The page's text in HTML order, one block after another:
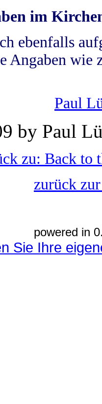
im
ebenfalls
Angaben wie
Paul
by Paul
zu: Back to
zurück
powered in
Sie Ihre